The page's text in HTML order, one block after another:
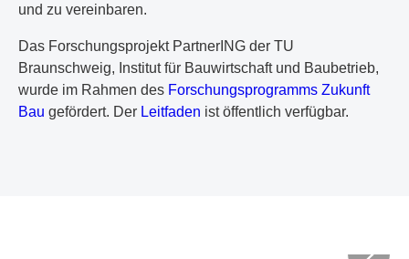
und zu vereinbaren.
Das Forschungsprojekt PartnerING der TU
Braunschweig, Institut für Bauwirtschaft und Baubetrieb,
wurde im Rahmen des Forschungsprogramms Zukunft
Bau gefördert. Der Leitfaden ist öffentlich verfügbar.